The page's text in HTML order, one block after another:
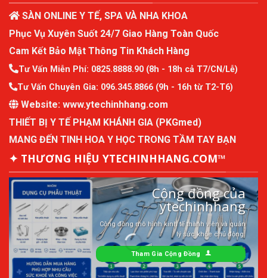
SÀN ONLINE Y TẾ, SPA VÀ NHA KHOA
Phục Vụ Xuyên Suốt 24/7 Giao Hàng Toàn Quốc
Cam Kết Bảo Mật Thông Tin Khách Hàng
Tư Vấn Miễn Phí: 0825.8888.90 (8h - 18h cả T7/CN/Lễ)
Tư Vấn Chuyên Gia: 096.345.8866 (9h - 16h từ T2-T6)
Website: www.ytechinhhang.com
THIẾT BỊ Y TẾ PHẠM KHÁNH GIA (PKGmed)
MANG ĐẾN TINH HOA Y HỌC TRONG TẦM TAY BẠN
✦ THƯƠNG HIỆU YTECHINHHANG.COM™
Cộng đồng của
ytechinhhang
Cộng đồng mô hình kinh tế thành viên và quản
lý sức khỏe chủ động.
Tham Gia Cộng Đồng